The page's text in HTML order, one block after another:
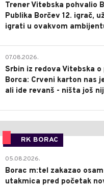
Trener Vitebska pohvalio
Publika Borčev 12. igrač,
igrati u ovakvom
07.08.2026.
Srbin iz redova Vitebska o
Borca: Crveni karton nas
ali ide revanš - ništa još
RK BORAC
05.08.2026.
Borac m:tel zakazao
utakmica pred početak